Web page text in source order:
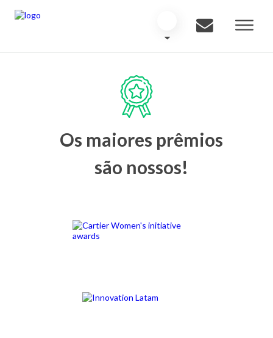
Os maiores prêmios
são nossos!